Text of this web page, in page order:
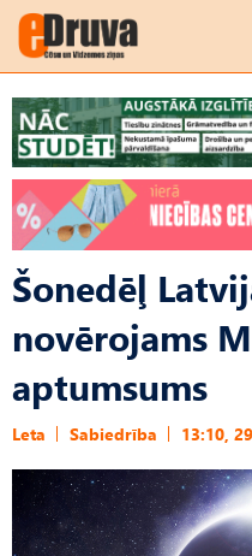
Šonedēļ
novērojams
aptumsums
Leta Sabiedrība 13:10,